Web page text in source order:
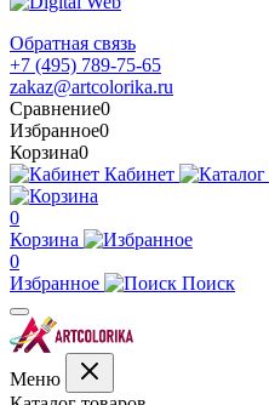
Обратная связь
+7 (495) 789-75-65
zakaz@artcolorika.ru
Сравнение0
Избранное0
Корзина0
Кабинет
0
Корзина
0
Избранное
Поиск
Меню